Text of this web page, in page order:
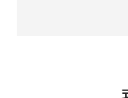
を使用して
ザートビュ